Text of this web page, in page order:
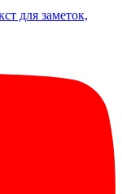
для заметок,